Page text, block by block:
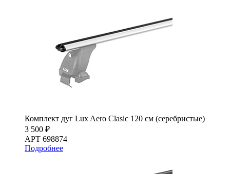
Комплект дуг Lux Aero Clasic 120 см (серебристые)
3 500 ₽
АРТ 698874
Подробнее